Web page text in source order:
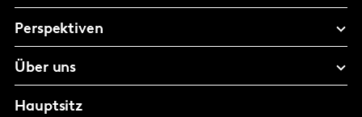
Perspektiven
Über uns
Hauptsitz